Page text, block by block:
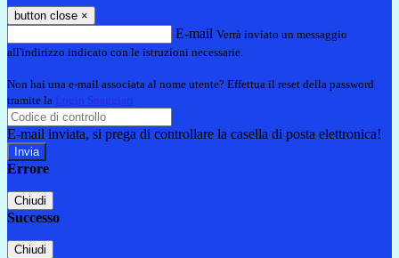
button close ×
E-mail Verrà inviato un messaggio
all'indirizzo indicato con le istruzioni necessarie.
Non hai una e-mail associata al nome utente? Effettua il reset della password
tramite la Login Spaggiari
E-mail inviata, si prega di controllare la casella di posta elettronica!
Errore
Chiudi
Successo
Chiudi